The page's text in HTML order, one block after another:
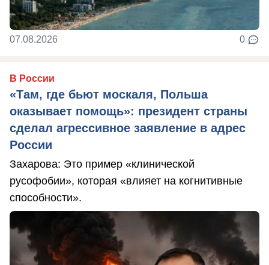
07.08.2026 0
В России
«Там, где бьют москаля, Польша
оказывает помощь»: президент страны
сделал агрессивное заявление в адрес
России
Захарова: Это пример «клинической
русофобии», которая «влияет на когнитивные
способности».